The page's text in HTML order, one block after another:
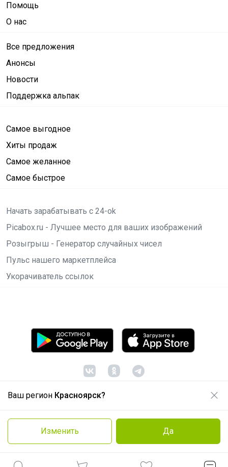
Ваш регион Красноярск?
Изменить Да
Помощь
О нас
Все предложения
Анонсы
Новости
Поддержка альпак
Самое выгодное
Хиты продаж
Самое желанное
Самое быстрое
Начать зарабатывать с 24-ok
Picabox.ru - Лучшее место для ваших изображений
Розыгрыш - Генератор случайных чисел
Пульс нашего маркетплейса
Укорачиватель ссылок
© ООО "Лявита", ОГРН 1122468054070, 2012 -2026
Политика конфиденциальности
Cоглашение пользователя